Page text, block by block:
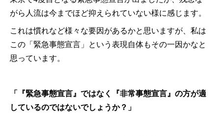
がら人流は今までほど抑えられていない様に感じます。
これは慣れなど様々な要因があるかと思いますが、私は
この「緊急事態宣言」という表現自体もその一因かなと
思っています。
「『緊急事態宣言』ではなく『非常事態宣言』の方が適
しているのではないでしょうか？」